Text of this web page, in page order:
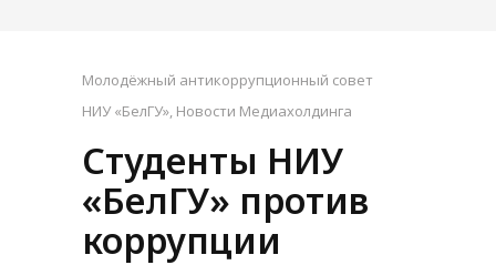
Молодёжный антикоррупционный совет
НИУ «БелГУ», Новости Медиахолдинга
Студенты НИУ
«БелГУ» против
коррупции